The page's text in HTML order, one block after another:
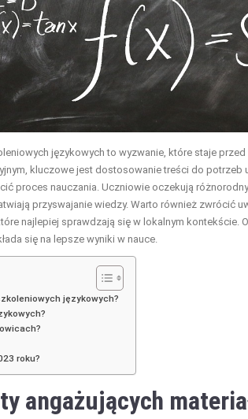
językowych to wyzwanie, które staje
kluczowe jest dostosowanie treści do potrzeb
proces nauczania. Uczniowie oczekują
przyswajanie wiedzy. Warto również zwrócić
najlepiej sprawdzają się w lokalnym kontekście.
się na lepsze wyniki w nauce.
językowych?
roku?
angażujących